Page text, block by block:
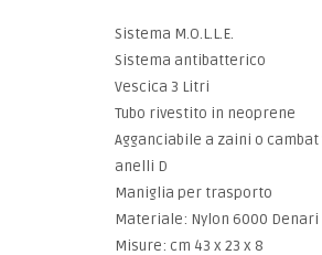
Sistema M.O.L.L.E.
Sistema antibatterico
Vescica 3 Litri
Tubo rivestito in neoprene
Agganciabile a zaini o cambat
anelli D
Maniglia per trasporto
Materiale: Nylon 6000 Denari
Misure: cm 43 x 23 x 8